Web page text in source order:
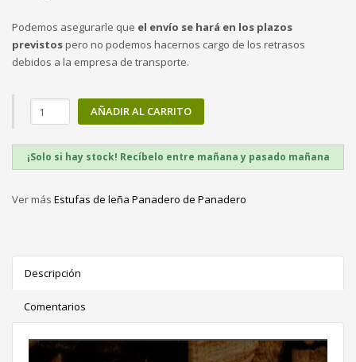
Podemos asegurarle que el envío se hará en los plazos
previstospero no podemos hacernos cargo de los retrasos
debidos a la empresa de transporte.
AÑADIR AL CARRITO
¡Solo si hay stock! Recíbelo entre mañana y pasado mañana
Ver más Estufas de leña Panadero de Panadero
Descripción
Comentarios